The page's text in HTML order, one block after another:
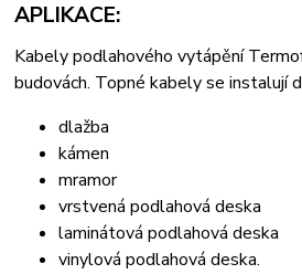
APLIKACE:
Kabely podlahového vytápění
budovách. Topné kabely se instalují
dlažba
kámen
mramor
vrstvená podlahová deska
laminátová podlahová deska
vinylová podlahová deska.